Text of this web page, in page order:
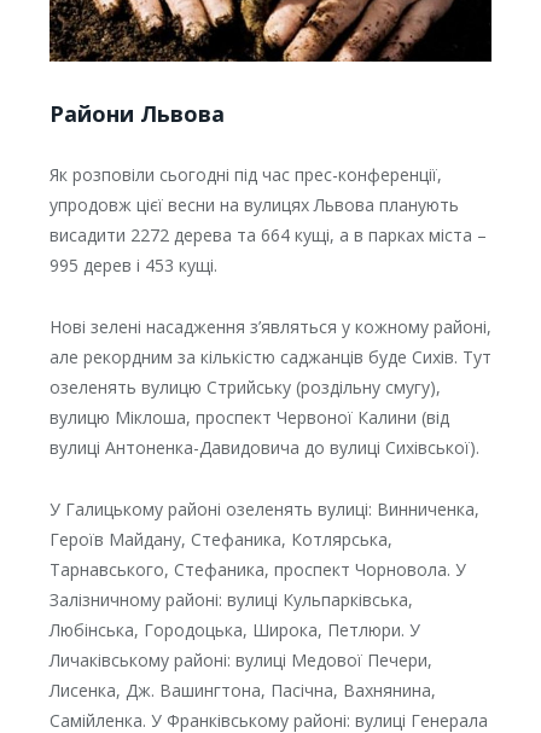
Райони Львова
Як розповіли сьогодні під час прес-конференції,
упродовж цієї весни на вулицях Львова планують
висадити 2272 дерева та 664 кущі, а в парках міста –
995 дерев і 453 кущі.
Нові зелені насадження з’являться у кожному районі,
але рекордним за кількістю саджанців буде Сихів. Тут
озеленять вулицю Стрийську (роздільну смугу),
вулицю Міклоша, проспект Червоної Калини (від
вулиці Антоненка-Давидовича до вулиці Сихівської).
У Галицькому районі озеленять вулиці: Винниченка,
Героїв Майдану, Стефаника, Котлярська,
Тарнавського, Стефаника, проспект Чорновола. У
Залізничному районі: вулиці Кульпарківська,
Любінська, Городоцька, Широка, Петлюри. У
Личаківському районі: вулиці Медової Печери,
Лисенка, Дж. Вашингтона, Пасічна, Вахнянина,
Самійленка. У Франківському районі: вулиці Генерала